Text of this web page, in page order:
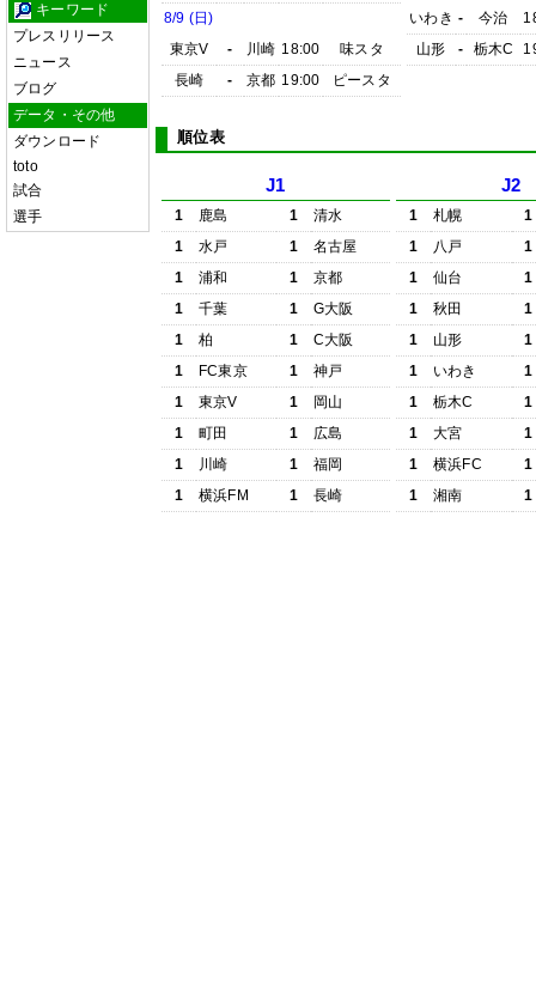
キーワード
プレスリリース
ニュース
ブログ
データ・その他
ダウンロード
toto
試合
選手
8/9 (日)
東京V
- 川崎 18:00
味スタ
長崎
- 京都 19:00 ピースタ
いわき - 今治
山形
- 栃木C
順位表
J1
1 鹿島 1
清水
1
水戸 1
名古屋
1
浦和 1
京都
1
千葉 1
G大阪
1
柏 1
C大阪
1
FC東京 1
神戸
1
東京V 1
岡山
1
町田 1
広島
1
川崎 1
福岡
1
横浜FM 1 長崎
J2
1 札幌
1
1
八戸
1
1
仙台
1
1
秋田
1
1
山形
1
1
いわき
1
1
栃木C
1
1
大宮
1
1
横浜FC
1
1
湘南 1